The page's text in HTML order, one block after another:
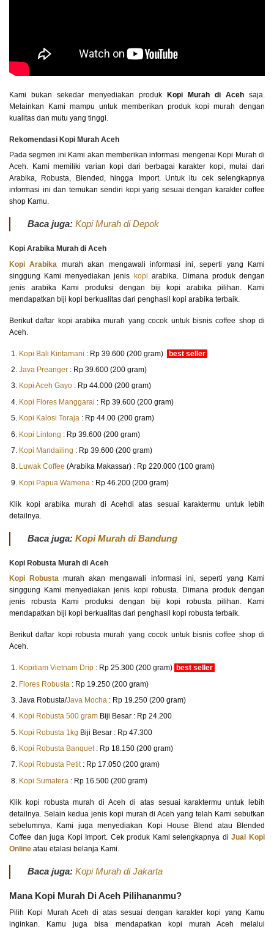
Kami bukan sekedar menyediakan produk Kopi Murah di Aceh saja.
Melainkan Kami mampu untuk memberikan produk kopi murah dengan
kualitas dan mutu yang tinggi.
Rekomendasi Kopi Murah Aceh
Pada segmen ini Kami akan memberikan informasi mengenai Kopi Murah di
Aceh. Kami memiliki varian kopi dari berbagai karakter kopi, mulai dari
Arabika, Robusta, Blended, hingga Import. Untuk itu cek selengkapnya
informasi ini dan temukan sendiri kopi yang sesuai dengan karakter coffee
shop Kamu.
Baca juga: Kopi Murah di Depok
Kopi Arabika Murah di Aceh
Kopi Arabika
murah akan mengawali informasi ini, seperti yang Kami
singgung Kami menyediakan jenis kopi arabika. Dimana produk dengan
jenis arabika Kami produksi dengan biji kopi arabika pilihan. Kami
mendapatkan biji kopi berkualitas dari penghasil kopi arabika terbaik.
Berikut daftar kopi arabika murah yang cocok untuk bisnis coffee shop di
Aceh.
Kopi Bali Kintamani : Rp 39.600 (200 gram)
best seller
Java Preanger : Rp 39.600 (200 gram)
Kopi Aceh Gayo : Rp 44.000 (200 gram)
Kopi Flores Manggarai : Rp 39.600 (200 gram)
Kopi Kalosi Toraja : Rp 44.00 (200 gram)
Kopi Lintong : Rp 39.600 (200 gram)
Kopi Mandailing : Rp 39.600 (200 gram)
Luwak Coffee (Arabika Makassar) : Rp 220.000 (100 gram)
Kopi Papua Wamena : Rp 46.200 (200 gram)
Klik kopi arabika murah di Acehdi atas sesuai karaktermu untuk lebih
detailnya.
Baca juga: Kopi Murah di Bandung
Kopi Robusta Murah di Aceh
Kopi Robusta murah akan mengawali informasi ini, seperti yang Kami
singgung Kami menyediakan jenis kopi robusta. Dimana produk dengan
jenis robusta Kami produksi dengan biji kopi robusta pilihan. Kami
mendapatkan biji kopi berkualitas dari penghasil kopi robusta terbaik.
Berikut daftar kopi robusta murah yang cocok untuk bisnis coffee shop di
Aceh.
Kopitiam Vietnam Drip : Rp 25.300 (200 gram) best seller
Flores Robusta : Rp 19.250 (200 gram)
Java Robusta/Java Mocha : Rp 19.250 (200 gram)
Kopi Robusta 500 gram Biji Besar : Rp 24.200
Kopi Robusta 1kg Biji Besar : Rp 47.300
Kopi Robusta Banquet: Rp 18.150 (200 gram)
Kopi Robusta Petit: Rp 17.050 (200 gram)
Kopi Sumatera : Rp 16.500 (200 gram)
Klik kopi robusta murah di Aceh di atas sesuai karaktermu untuk lebih
detailnya. Selain kedua jenis kopi murah di Aceh yang telah Kami sebutkan
sebelumnya, Kami juga menyediakan Kopi House Blend atau Blended
Coffee dan juga Kopi Import. Cek produk Kami selengkapnya diJual Kopi
Online atau etalasi belanja Kami.
Baca juga: Kopi Murah di Jakarta
Mana Kopi Murah Di Aceh Pilihananmu?
Pilih Kopi Murah Aceh di atas sesuai dengan karakter kopi yang Kamu
inginkan. Kamu juga bisa mendapatkan kopi murah Aceh melalui